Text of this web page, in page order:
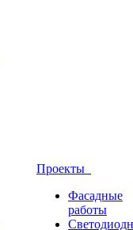
Проекты
Фасадные
работы